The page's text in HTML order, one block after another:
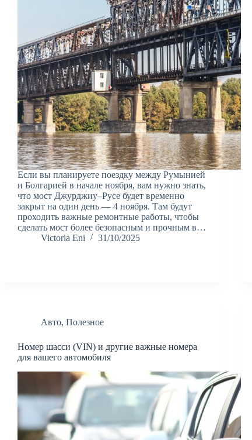
Если вы планируете поездку между Румынией
и Болгарией в начале ноября, вам нужно знать,
что мост Джурджиу–Русе будет временно
закрыт на один день — 4 ноября. Там будут
проходить важные ремонтные работы, чтобы
сделать мост более безопасным и прочным в…
Victoria Eni
31/10/2025
Авто, Полезное
Номер шасси (VIN) и другие важные номера
для вашего автомобиля